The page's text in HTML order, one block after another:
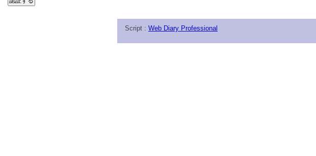
Script : Web Diary Professional